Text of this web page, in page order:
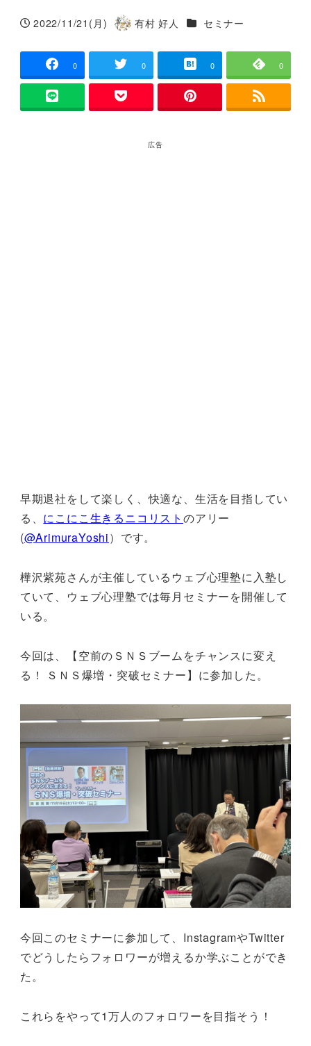
投稿日
2022/11/21(月)
著
有村 好人 カテゴリー
セミナー
0 0 0 0
広告
早期退社をして楽しく、快適な、生活を目指してい
る、 にこにこ生きるニコリストのアリー
(@ArimuraYoshi）です。
樺沢紫苑さんが主催しているウェブ心理塾に入塾し
ていて、ウェブ心理塾では毎月セミナーを開催して
いる。
今回は、【空前のＳＮＳブームをチャンスに変え
る！ ＳＮＳ爆増・突破セミナー】に参加した。
今回このセミナーに参加して、InstagramやTwitter
でどうしたらフォロワーが増えるか学ぶことができ
た。
これらをやって1万人のフォロワーを目指そう！